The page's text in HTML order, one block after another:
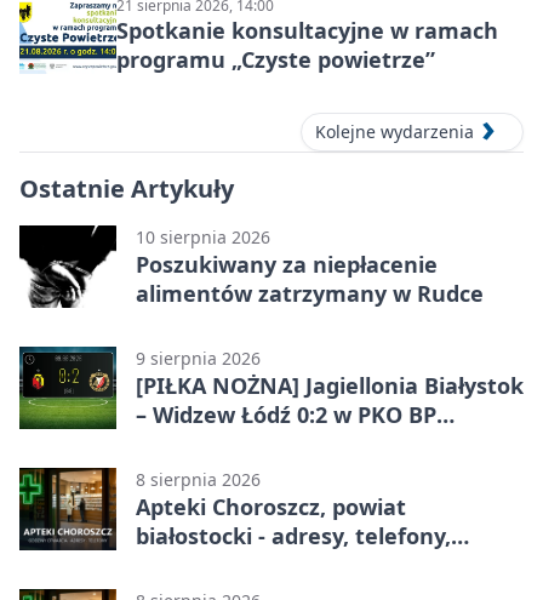
21 sierpnia 2026, 14:00
Spotkanie konsultacyjne w ramach
programu „Czyste powietrze”
Kolejne wydarzenia
Ostatnie Artykuły
10 sierpnia 2026
Poszukiwany za niepłacenie
alimentów zatrzymany w Rudce
9 sierpnia 2026
[PIŁKA NOŻNA] Jagiellonia Białystok
– Widzew Łódź 0:2 w PKO BP
zmieniły mecz
8 sierpnia 2026
Apteki Choroszcz, powiat
białostocki - adresy, telefony,